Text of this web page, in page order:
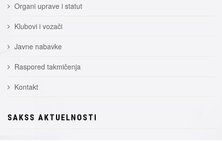
Organi uprave i statut
Klubovi i vozači
Javne nabavke
Raspored takmičenja
Kontakt
SAKSS AKTUELNOSTI